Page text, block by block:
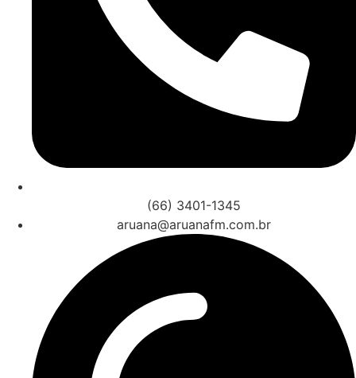
(66) 3401-1345
aruana@aruanafm.com.br